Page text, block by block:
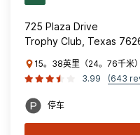
725 Plaza Drive
Trophy Club, Texas
15。38英里（24。76千米
3.99
(643
停车